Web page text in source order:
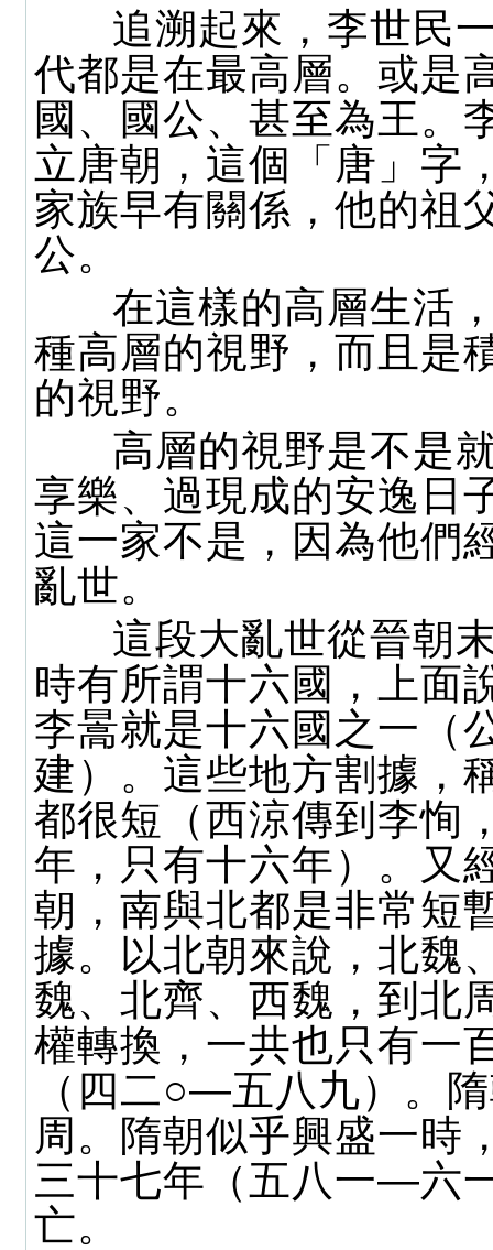
追溯起來，李世民
代都是在最高層。或是
國、國公、甚至為王。
立唐朝，這個「唐」字
家族早有關係，他的祖
公。
在這樣的高層生活
種高層的視野，而且是
的視野。
高層的視野是不是
享樂、過現成的安逸日
這一家不是，因為他們
亂世。
這段大亂世從晉朝
時有所謂十六國，上面
李暠就是十六國之一（
建）。這些地方割據，
都很短（西涼傳到李恂
年，只有十六年）。又
朝，南與北都是非常短
據。以北朝來說，北魏
魏、北齊、西魏，到北
權轉換，一共也只有一
（四二○—五八九）。
周。隋朝似乎興盛一時
三十七年（五八一—六
亡。